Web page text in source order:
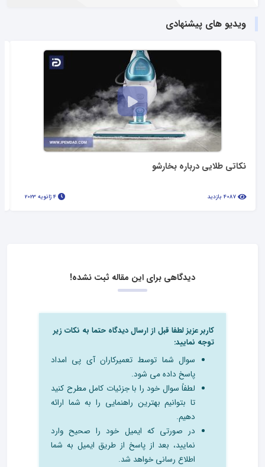
ویدیو های پیشنهادی
نکاتی طلایی درباره بخارشو
دیدگاهی برای این مقاله ثبت نشده!
کاربر عزیز لطفا قبل از ارسال دیدگاه حتما به نکات زیر
توجه نمایید:
سوال شما توسط تعمیرکاران آی پی امداد
پاسخ داده می شود.
لطفاً سوال خود را با جزئیات کامل مطرح کنید
تا بتوانیم بهترین راهنمایی را به شما ارائه
دهیم.
در صورتی که ایمیل خود را صحیح وارد
نمایید، بعد از پاسخ از طریق ایمیل به شما
اطلاع رسانی خواهد شد.